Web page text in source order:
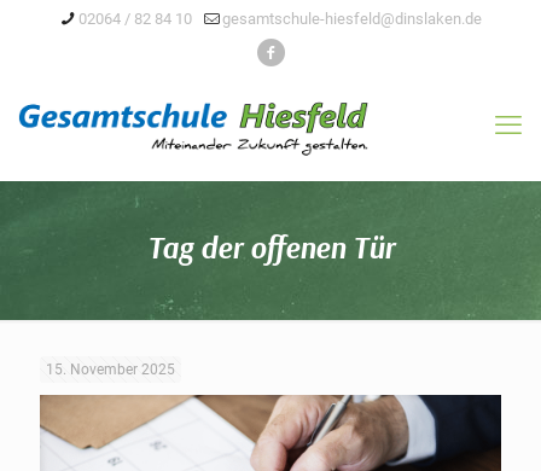
02064 / 82 84 10 gesamtschule-hiesfeld@dinslaken.de
Tag der offenen Tür
15. November 2025